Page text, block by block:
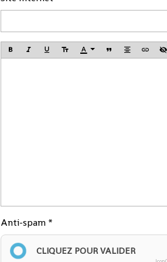
Anti-spam
CLIQUEZ POUR VALIDER